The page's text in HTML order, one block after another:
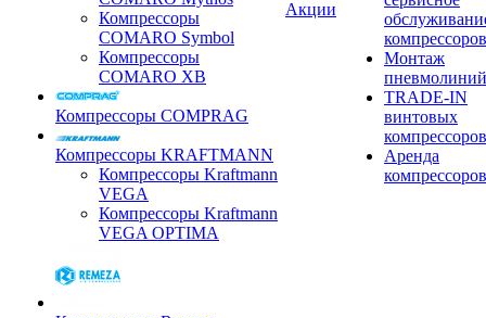
Компрессоры
COMARO Symbol
Компрессоры
COMARO XB
Компрессоры COMPRAG
Компрессоры KRAFTMANN
Компрессоры Kraftmann
VEGA
Компрессоры Kraftmann
VEGA OPTIMA
Акции
компрессоров
Монтаж
пневмолиний
TRADE-IN
винтовых
компрессоров
Аренда
компрессоров